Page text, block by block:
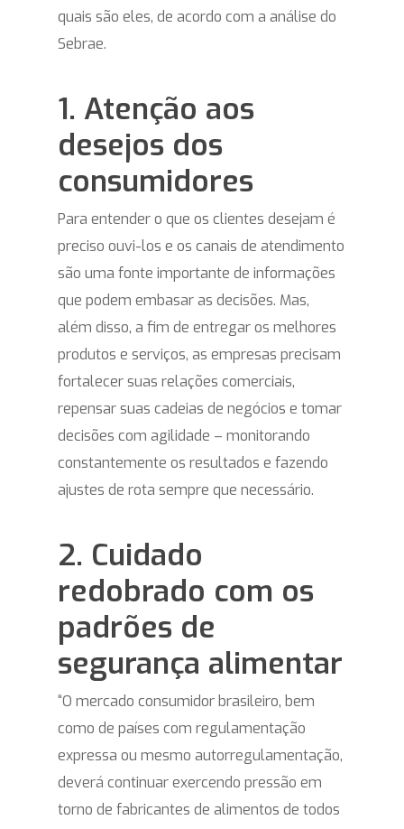
quais são eles, de acordo com a análise do
Sebrae.
1. Atenção aos
desejos dos
consumidores
Para entender o que os clientes desejam é
preciso ouvi-los e os canais de atendimento
são uma fonte importante de informações
que podem embasar as decisões. Mas,
além disso, a fim de entregar os melhores
produtos e serviços, as empresas precisam
fortalecer suas relações comerciais,
repensar suas cadeias de negócios e tomar
decisões com agilidade – monitorando
constantemente os resultados e fazendo
ajustes de rota sempre que necessário.
2. Cuidado
redobrado com os
padrões de
segurança alimentar
“O mercado consumidor brasileiro, bem
como de países com regulamentação
expressa ou mesmo autorregulamentação,
deverá continuar exercendo pressão em
torno de fabricantes de alimentos de todos